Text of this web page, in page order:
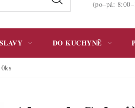
(po–pá:
DO KUCHYNĚ